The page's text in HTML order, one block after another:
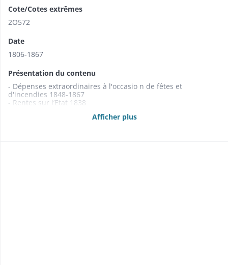
Cote/Cotes extrêmes
2O572
Date
1806-1867
Présentation du contenu
- Dépenses extraordinaires à l'occasio n de fêtes et
d'incendies 1848-1867
- Rentes sur l’Etat 1838
particuliers à la commune 1806-1821
Afficher plus